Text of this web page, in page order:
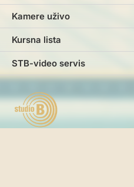
Kamere uživo
Kursna lista
STB-video servis